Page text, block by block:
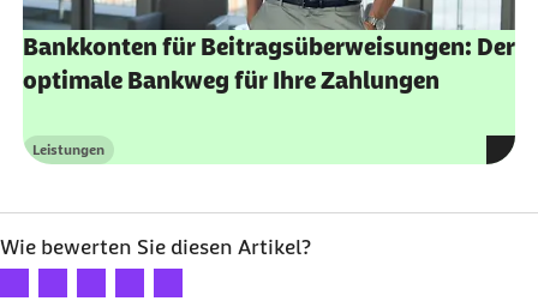
Bankkonten für Beitragsüberweisungen: Der
optimale Bankweg für Ihre Zahlungen
Kategorie
Leistungen
Wie bewerten Sie diesen Artikel?
Ihre Bewertung: 1 Stern
Ihre Bewertung: 2 Sterne
Ihre Bewertung: 3 Sterne
Ihre Bewertung: 4 Sterne
Ihre Bewertung: 5 Sterne